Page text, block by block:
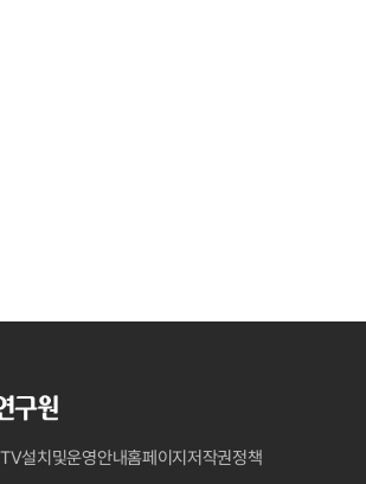
설치및운영안내홈페이지저작권정책